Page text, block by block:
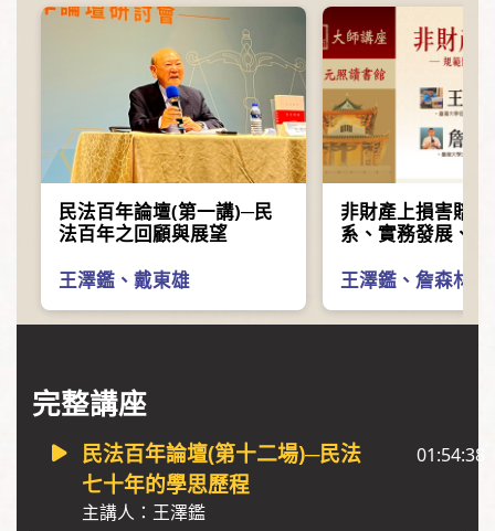
民法百年論壇(第一講)─民
法百年之回顧與展望
王澤鑑 、 戴東雄
非財產上損害賠
系、實務發展、
王澤鑑 、 詹森林
完整講座
民法百年論壇(第十二場)─民法
七十年的學思歷程
主講人：王澤鑑
01:54:38